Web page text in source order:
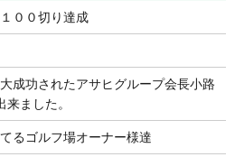
００切り達成
成功されたアサヒグループ会長小路
ました。
るゴルフ場オーナー様達